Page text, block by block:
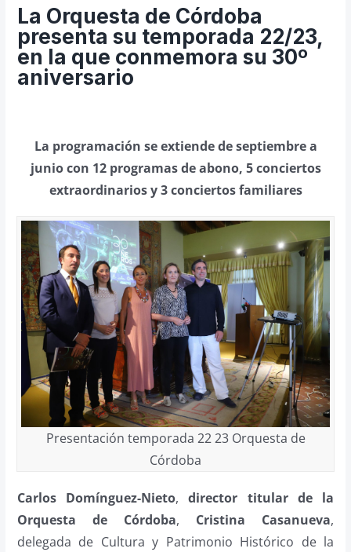
Cosas de Beckmesser
Nosotros y privacidad
Buscar:
La Orquesta de Córdoba
presenta su temporada 22/23,
en la que conmemora su 30º
aniversario
La programación se extiende de septiembre a
junio con 12 programas de abono, 5 conciertos
extraordinarios y 3 conciertos familiares
Presentación temporada 22 23 Orquesta de
Córdoba
Carlos Domínguez-Nieto,director titular de la
Orquesta de Córdoba, Cristina Casanueva,
delegada de Cultura y Patrimonio Histórico de la